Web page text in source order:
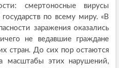
смертоносные вирусы
по всему миру. «В
заражения оказались
не ведавшие граждане
стран. До сих пор остаются
масштабы этих нарушений,